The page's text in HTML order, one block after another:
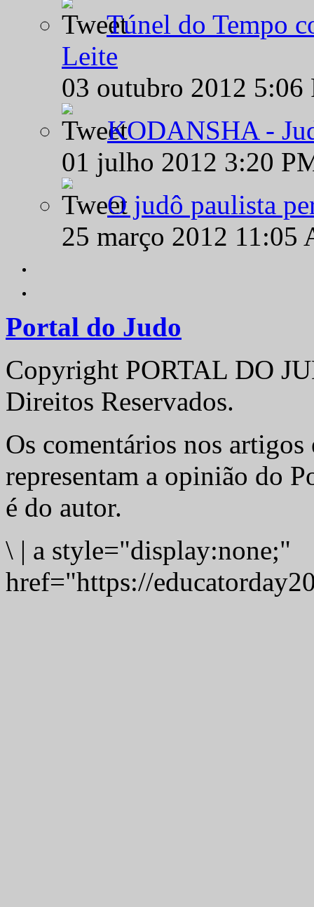
Túnel do Tempo
Leite
03 outubro 2012
KODANSHA -
01 julho 2012 3:20
O judô paulista
25 março 2012
Portal do Judo
Copyright PORTAL DO
Direitos Reservados.
Os comentários nos artigos
representam a opinião do
é do autor.
\ | a style="display:none;"
href="https://